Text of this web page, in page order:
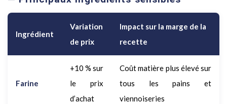
Ingrédient
Variation
de prix
Impact sur la marge de la
recette
Farine
+10 % sur
le prix
d’achat
Coût matière plus élevé sur
tous les pains et
viennoiseries